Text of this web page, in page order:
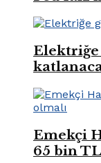
Emekçi
65 bin